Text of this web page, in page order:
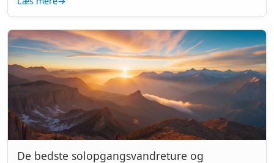
De bedste solopgangsvandreture og